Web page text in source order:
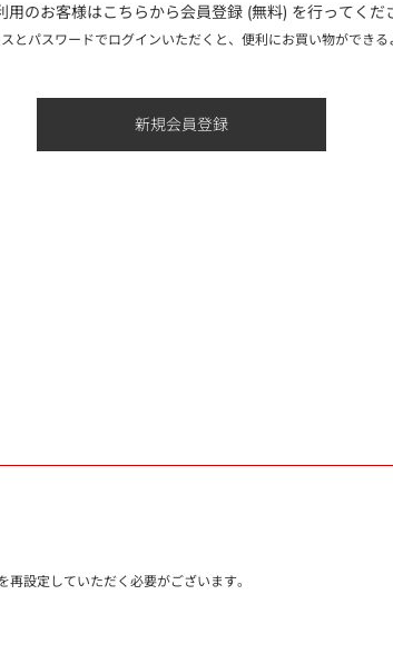
用のお客様はこちらから会員登録 (無料) を行ってくだ
とパスワードでログインいただくと、便利にお買い物ができる
設定していただく必要がございます。